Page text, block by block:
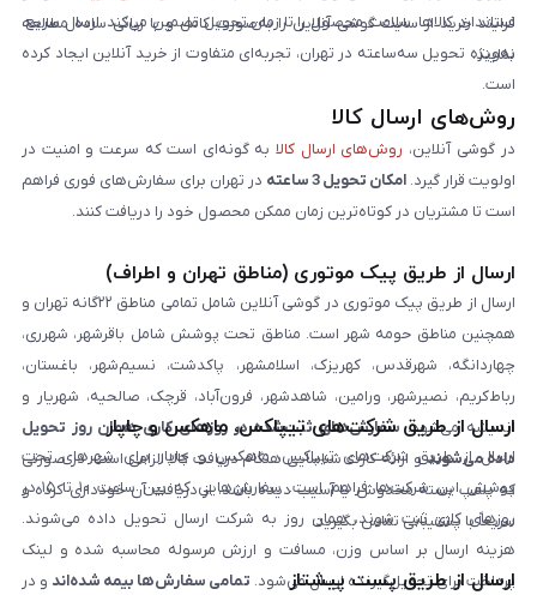
استاندارد کالاها، سلامت محصول را تا زمان تحویل تضمین می‌کند. ارسال سریع،
به‌ویژه تحویل سه‌ساعته در تهران، تجربه‌ای متفاوت از خرید آنلاین ایجاد کرده
است.
فرایند خرید از سایت گوشی آنلاین را به‌صورت کامل و با زبانی ساده مطالعه
نمایند.
روش‌های ارسال کالا
در گوشی آنلاین، روش‌های ارسال کالا به گونه‌ای است که سرعت و امنیت در
اولویت قرار گیرد. امکان تحویل 3 ساعته
در تهران برای سفارش‌های فوری فراهم
است تا مشتریان در کوتاه‌ترین زمان ممکن محصول خود را دریافت کنند.
ارسال از طریق پیک موتوری (مناطق تهران و اطراف)
ارسال از طریق پیک موتوری در گوشی آنلاین شامل تمامی مناطق ۲۲گانه تهران و
همچنین مناطق حومه شهر است. مناطق تحت پوشش شامل باقرشهر، شهرری،
چهاردانگه، شهرقدس، کهریزک، اسلامشهر، پاکدشت، نسیم‌شهر، باغستان،
رباط‌کریم، نصیرشهر، ورامین، شاهدشهر، فرون‌آباد، قرچک، صالحیه، شهریار و
اندیشه می‌شود. سفارش‌های ثبت‌شده در روزهای کاری همان روز تحویل
داده می‌شوندو ارائه کارت شناسایی هنگام دریافت کالا الزامی است. در صورتی
که پلمپ بسته مخدوش یا آسیب دیده باشد، از دریافت آن خودداری کرده و
سریعاً با پشتیبانی تماس بگیرید.
ارسال از طریق شرکت‌های تیپاکس، ماهکس و چاپار
ارسال از طریق شرکت‌های تیپاکس، ماهکس و چاپار برای شهرهای تحت
پوشش این شرکت‌ها فراهم است. سفارش‌هایی که بین ساعت ۱۰ تا ۱۵ در
روزهای کاری ثبت شوند، همان روز به شرکت ارسال تحویل داده می‌شوند.
هزینه ارسال بر اساس وزن، مسافت و ارزش مرسوله محاسبه شده و لینک
پرداخت برای تحویل‌گیرنده ارسال می‌شود. تمامی سفارش‌ها بیمه شده‌اند و در
ارسال از طریق پست پیشتاز